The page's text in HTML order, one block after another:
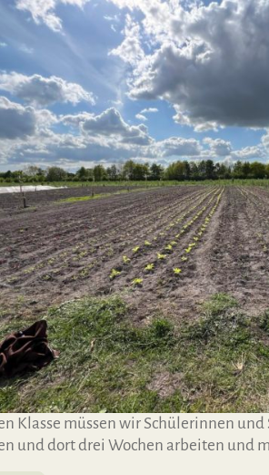
Klasse müssen wir Schülerinnen
und dort drei Wochen arbeiten und